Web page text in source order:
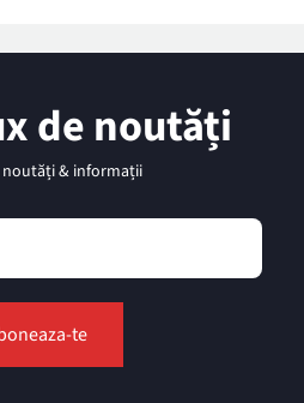
de noutăți
& informații